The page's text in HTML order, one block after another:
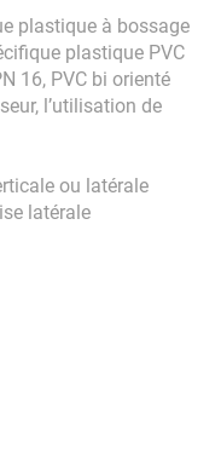
plastique à bossage
plastique PVC
16, PVC bi orienté
l’utilisation de
ou latérale
latérale